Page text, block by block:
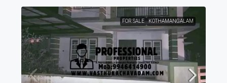
FOR SALE KOTHAMANGALAM